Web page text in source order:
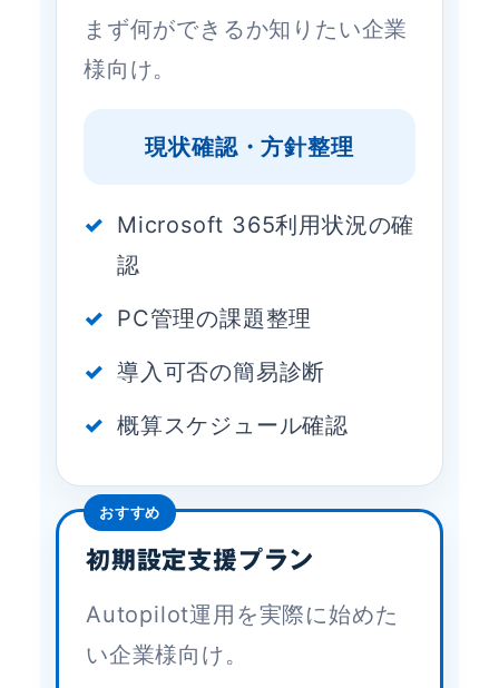
まず何ができるか知りたい企業
様向け。
現状確認・方針整理
Microsoft 365利用状況の確
認
PC管理の課題整理
導入可否の簡易診断
概算スケジュール確認
おすすめ
初期設定支援プラン
Autopilot運用を実際に始めた
い企業様向け。